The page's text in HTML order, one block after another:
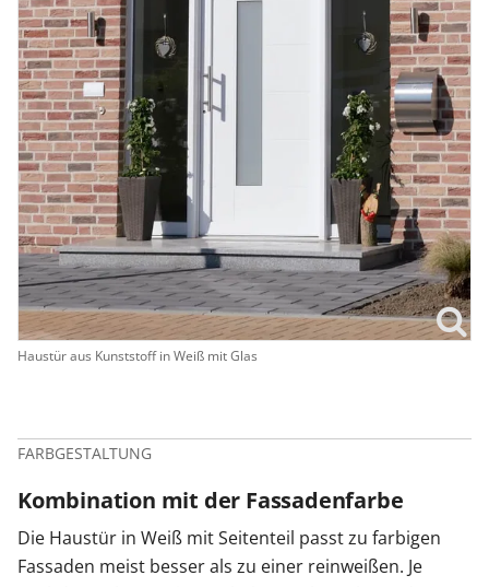
Haustür aus Kunststoff in Weiß mit Glas
FARBGESTALTUNG
Kombination mit der Fassadenfarbe
Die Haustür in Weiß mit Seitenteil passt zu farbigen
Fassaden meist besser als zu einer reinweißen. Je